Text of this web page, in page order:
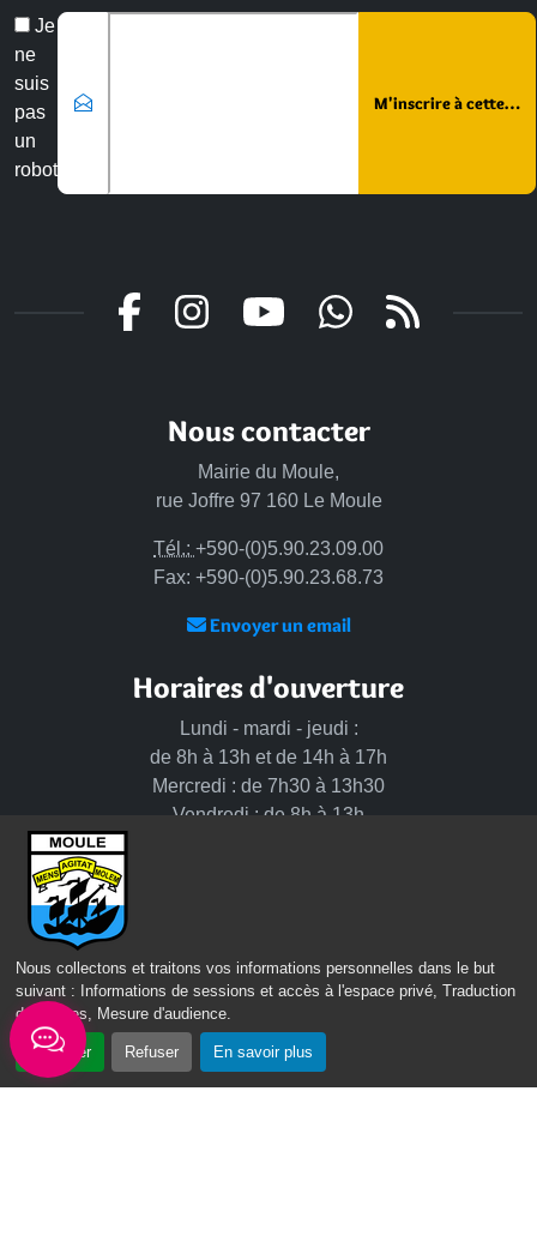
Nous collectons et traitons vos informations personnelles dans le but
suivant :
Informations de sessions et accès à l'espace privé, Traduction
des pages, Mesure d'audience.
Accepter Refuser En savoir plus
Je
ne
suis
pas
un
robot
Email
Nous contacter
Mairie du Moule,
rue Joffre 97 160 Le Moule
Tél.: +590-(0)5.90.23.09.00
Fax: +590-(0)5.90.23.68.73
Envoyer un email
Horaires d'ouverture
Lundi - mardi - jeudi :
de 8h à 13h et de 14h à 17h
Mercredi : de 7h30 à 13h30
Vendredi : de 8h à 13h
Communauté d’agglomération du Nord Grande-Terre
Nos sites
Portail des Médiathèques Nord Guadeloupe